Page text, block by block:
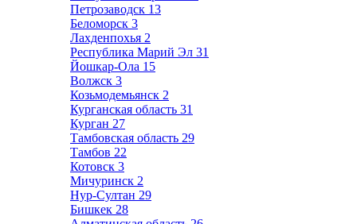
Петрозаводск 13
Беломорск 3
Лахденпохья 2
Республика Марий Эл 31
Йошкар-Ола 15
Волжск 3
Козьмодемьянск 2
Курганская область 31
Курган 27
Тамбовская область 29
Тамбов 22
Котовск 3
Мичуринск 2
Нур-Султан 29
Бишкек 28